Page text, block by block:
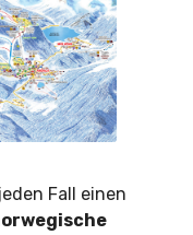
Fall einen